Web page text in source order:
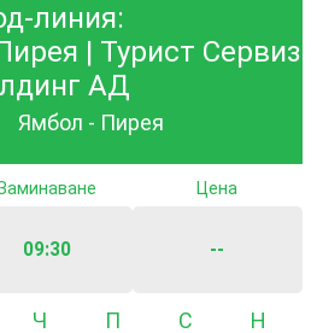
линия:
| Турист Сервиз
АД
Ямбол - Пирея
09:30
Цена
--
Четвъртък Събота